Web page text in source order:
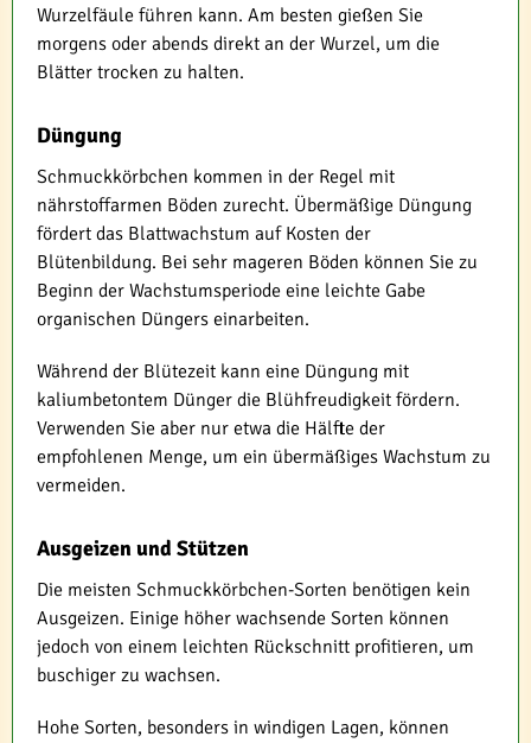
Wurzelfäule führen kann. Am besten gießen Sie
morgens oder abends direkt an der Wurzel, um die
Blätter trocken zu halten.
Düngung
Schmuckkörbchen kommen in der Regel mit
nährstoffarmen Böden zurecht. Übermäßige Düngung
fördert das Blattwachstum auf Kosten der
Blütenbildung. Bei sehr mageren Böden können Sie zu
Beginn der Wachstumsperiode eine leichte Gabe
organischen Düngers einarbeiten.
Während der Blütezeit kann eine Düngung mit
kaliumbetontem Dünger die Blühfreudigkeit fördern.
Verwenden Sie aber nur etwa die Hälfte der
empfohlenen Menge, um ein übermäßiges Wachstum zu
vermeiden.
Ausgeizen und Stützen
Die meisten Schmuckkörbchen-Sorten benötigen kein
Ausgeizen. Einige höher wachsende Sorten können
jedoch von einem leichten Rückschnitt profitieren, um
buschiger zu wachsen.
Hohe Sorten, besonders in windigen Lagen, können